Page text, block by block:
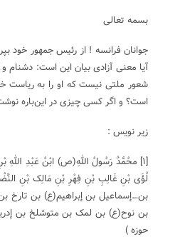
بسمه تعالی
جوانان فرانسه ! از رئیس جمهور خود
آیا معنی آزادی بیان این است:
شعور ملتی نیست که او را به ریاست
است؟ و اگر کسی چیزی در این‌باره نوشت باید
زیر نویس :
[۱] محُمَّدٌ رَسُولُ اللهِ(ص) ابْنُ عَبْدِ
لُؤَی بْنِ غَالِبِ بْنِ فِهْرِ بْنِ مَالِک بْنِ
بن…إسماعیل بن إبراهیم(ع) بن تارخ
بن نوح(ع) بن لمک بن متوشلخ بن
حوزه )